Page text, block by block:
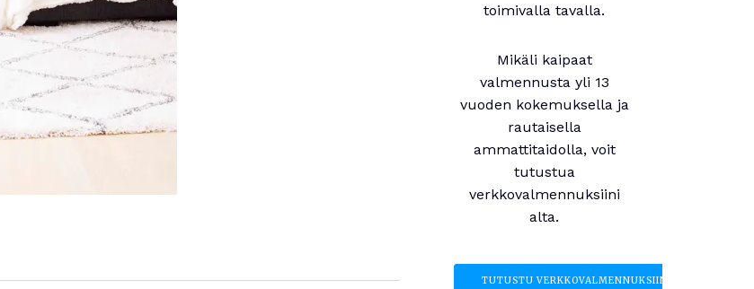
toimivalla tavalla.
Mikäli kaipaat
valmennusta yli 13
vuoden kokemuksella ja
rautaisella
ammattitaidolla, voit
tutustua
verkkovalmennuksiini
alta.
TUTUSTU VERKKOVALMENNUKSIIN